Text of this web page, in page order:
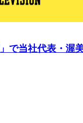
で当社代表・